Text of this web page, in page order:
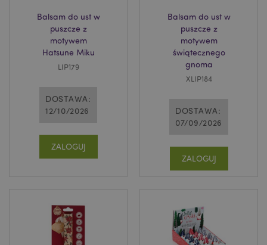
Balsam do ust w
puszcze z
motywem
Hatsune Miku
LIP179
DOSTAWA:
12/10/2026
ZALOGUJ
Balsam do ust w
puszcze z
motywem
świątecznego
gnoma
XLIP184
DOSTAWA:
07/09/2026
ZALOGUJ
section_data_ids
product_data_storage
Adobe Inc.
www.puckator.pl